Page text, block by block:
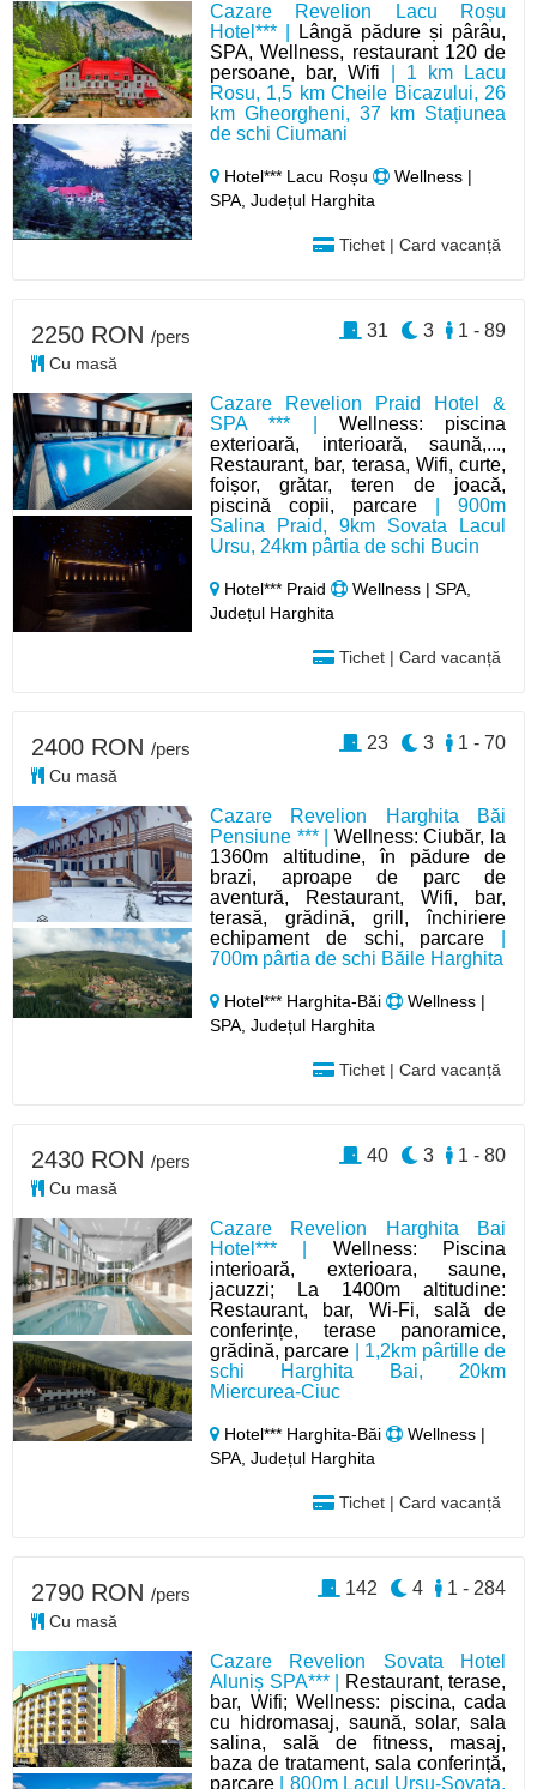
Cazare Revelion Lacu Roșu
Hotel*** |
Lângă pădure și pârâu,
SPA, Wellness, restaurant 120 de
persoane, bar, Wifi | 1 km Lacu
Rosu, 1,5 km Cheile Bicazului, 26
km Gheorgheni, 37 km Stațiunea
de schi Ciumani
Hotel*** Lacu Roșu
Wellness |
SPA, Județul Harghita
Tichet | Card vacanță
Cazare Revelion Praid Hotel &
SPA *** | Wellness: piscina
exterioară, interioară, saună,...,
Restaurant, bar, terasa, Wifi, curte,
foișor, grătar, teren de joacă,
piscină copii, parcare | 900m
Salina Praid, 9km Sovata Lacul
Ursu, 24km pârtia de schi Bucin
Hotel*** Praid
Wellness | SPA,
Județul Harghita
Tichet | Card vacanță
2250 RON /pers
Cu masă
1 - 89
3
31
Cazare Revelion Harghita Băi
Pensiune *** | Wellness: Ciubăr, la
1360m altitudine, în pădure de
brazi, aproape de parc de
aventură, Restaurant, Wifi, bar,
terasă, grădină, grill, închiriere
echipament de schi, parcare
700m pârtia de schi Băile Harghita
Hotel*** Harghita-Băi
Wellness |
SPA, Județul Harghita
Tichet | Card vacanță
2400 RON /pers
Cu masă
1 - 70
3
23
Cazare Revelion Harghita Bai
Hotel*** | Wellness: Piscina
interioară, exterioara, saune,
jacuzzi; La 1400m altitudine:
Restaurant, bar, Wi-Fi, sală de
conferințe, terase panoramice,
grădină, parcare | 1,2km pârtille de
schi Harghita Bai, 20km
Miercurea-Ciuc
Hotel*** Harghita-Băi
Wellness |
SPA, Județul Harghita
Tichet | Card vacanță
2430 RON /pers
Cu masă
1 - 80
3
40
Cazare Revelion Sovata Hotel
Aluniș SPA*** |
Restaurant, terase,
bar, Wifi; Wellness: piscina, cada
cu hidromasaj, saună, solar, sala
salina, sală de fitness, masaj,
baza de tratament, sala conferință,
parcare | 800m Lacul Ursu-Sovata,
2790 RON /pers
Cu masă
1 - 284
4
142